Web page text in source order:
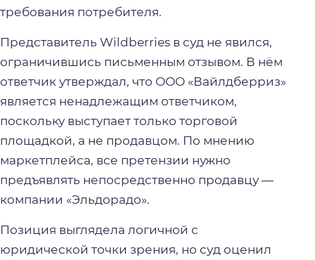
требования потребителя.
Представитель Wildberries в суд не явился,
ограничившись письменным отзывом. В нём
ответчик утверждал, что ООО «Вайлдберриз»
является ненадлежащим ответчиком,
поскольку выступает только торговой
площадкой, а не продавцом. По мнению
маркетплейса, все претензии нужно
предъявлять непосредственно продавцу —
компании «Эльдорадо».
Позиция выглядела логичной с
юридической точки зрения, но суд оценил